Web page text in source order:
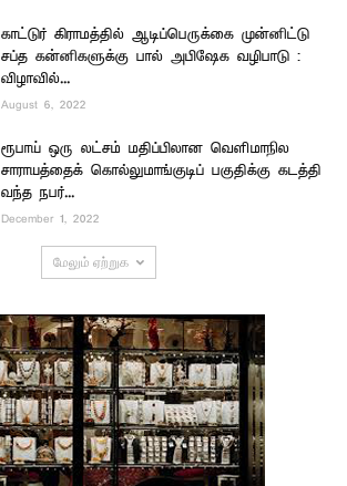
காட்டுர் கிராமத்தில் ஆடிப்பெருக்கை முன்னிட்டு
சப்த கன்னிகளுக்கு பால் அபிஷேக வழிபாடு :
விழாவில்...
August 6, 2022
ரூபாய் ஒரு லட்சம் மதிப்பிலான வெளிமாநில
சாராயத்தைக் கொல்லுமாங்குடிப் பகுதிக்கு கடத்தி
வந்த நபர்...
December 1, 2022
மேலும் ஏற்றுக